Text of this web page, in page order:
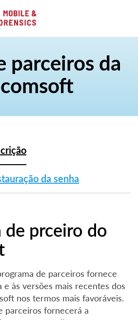
parceiros da
da senha
de prceiro do
de parceiros fornece
e às versões mais recentes dos
nos termos mais favoráveis.
parceiros fornecerá a